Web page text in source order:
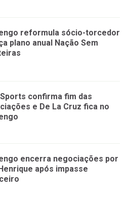
reformula sócio-torcedor
plano anual Nação Sem
confirma fim das
e De La Cruz fica no
encerra negociações por
após impasse